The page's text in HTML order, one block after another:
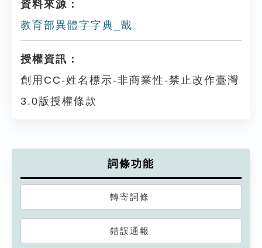
資料來源：
教育部異體字字典_戬
授權資訊：
創用CC-姓名標示-非商業性-禁止改作臺灣
3.0版授權條款
詞條功能
轉寄詞條
錯誤通報